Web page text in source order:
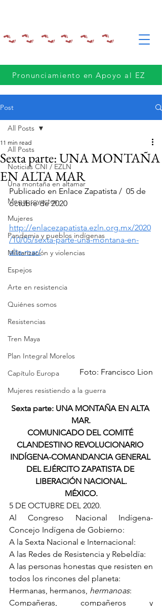
Pronunciamiento en Apoyo al EZ
Post
All Posts
Noticias CNI / EZLN
Una montaña en altamar
Megaproyectos
Mujeres
Pandemia y pueblos indígenas
Militarización y violencias
Espejos
Arte en resistencia
Quiénes somos
Resistencias
Tren Maya
Plan Integral Morelos
Capítulo Europa
Mujeres resistiendo a la guerra
All Posts
Sexta parte: UNA MONTAÑA
EN ALTA MAR
11 min read
Publicado en Enlace Zapatista /  05 de
octubre de 2020
http://enlacezapatista.ezln.org.mx/2020
/10/05/sexta-parte-una-montana-en-
alta-mar/
Foto: Francisco Lion
Sexta parte: UNA MONTAÑA EN ALTA
MAR.
COMUNICADO DEL COMITÉ
CLANDESTINO REVOLUCIONARIO
INDÍGENA-COMANDANCIA GENERAL
DEL EJÉRCITO ZAPATISTA DE
LIBERACIÓN NACIONAL.
MÉXICO.
5 DE OCTUBRE DEL 2020.
Al Congreso Nacional Indígena-
Concejo Indígena de Gobierno:
A la Sexta Nacional e Internacional:
A las Redes de Resistencia y Rebeldía:
A las personas honestas que resisten en
todos los rincones del planeta:
Hermanas, hermanos, hermanoas: